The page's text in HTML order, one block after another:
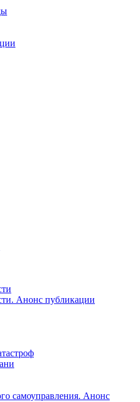
Анонс публикации
самоуправления. Анонс